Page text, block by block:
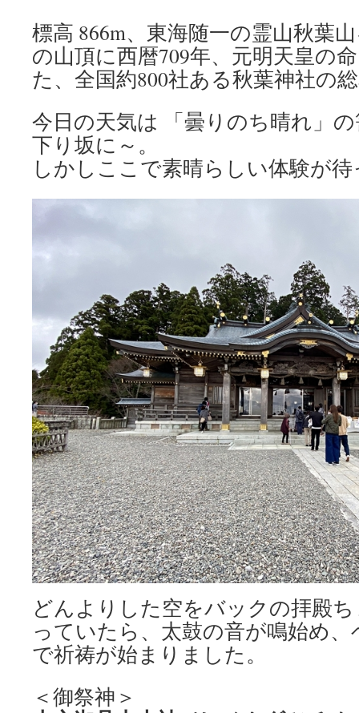
標高 866m、東海随一の霊山秋葉
の山頂に西暦709年、元明天皇の
た、全国約800社ある秋葉神社の
今日の天気は 「曇りのち晴れ」
下り坂に～。
しかしここで素晴らしい体験が
どんよりした空をバックの拝殿
っていたら、太鼓の音が鳴始め
で祈祷が始まりました。
＜御祭神＞